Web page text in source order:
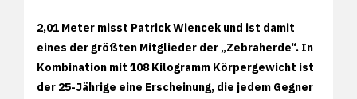
2,01 Meter misst Patrick Wiencek und ist damit
eines der größten Mitglieder der „Zebraherde“. In
Kombination mit 108 Kilogramm Körpergewicht ist
der 25-Jährige eine Erscheinung, die jedem Gegner